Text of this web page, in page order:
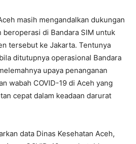
masih mengandalkan dukungan
beroperasi di Bandara SIM untuk
tersebut ke Jakarta. Tentunya
ditutupnya operasional Bandara
upaya penanganan
wabah COVID-19 di Aceh yang
cepat dalam keadaan darurat
data Dinas Kesehatan Aceh,